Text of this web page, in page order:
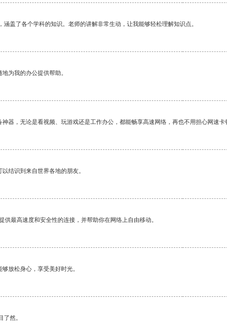
盖了各个学科的知识。老师的讲解非常生动，让我能够轻松理解知识点。
为我的办公提供帮助。
器，无论是看视频、玩游戏还是工作办公，都能畅享高速网络，再也不用担心网速
结识到来自世界各地的朋友。
供最高速度和安全性的连接，并帮助你在网络上自由移动。
放松身心，享受美好时光。
然。